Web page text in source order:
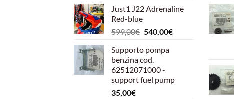
Just1 J22 Adrenaline
Red-blue
599,00€ Il
originale
era:
599,00€.
540,00€Il
Supporto pompa
benzina cod.
62512071000 -
support fuel pump
35,00€